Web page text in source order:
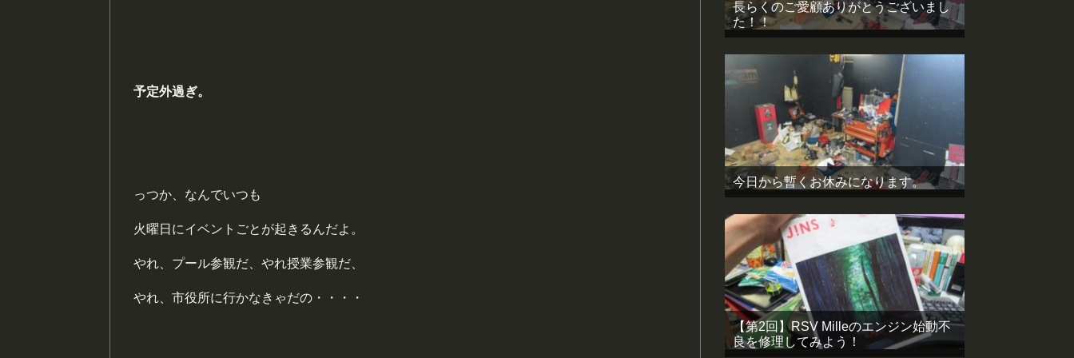
予定外過ぎ。
っつか、なんでいつも
火曜日にイベントごとが起きるんだよ。
やれ、プール参観だ、やれ授業参観だ、
やれ、市役所に行かなきゃだの・・・・
長らくのご愛顧ありがとうございまし
た！！
今日から暫くお休みになります。
【第2回】RSV Milleのエンジン始動不
良を修理してみよう！